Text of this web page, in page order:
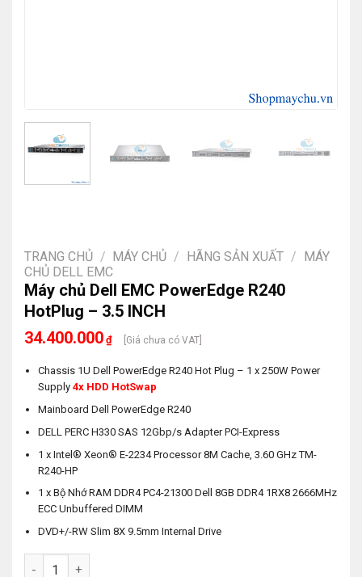
TRANG CHỦ / MÁY CHỦ / HÃNG SẢN XUẤT /
MÁY
CHỦ DELL EMC
Máy chủ Dell EMC PowerEdge R240
HotPlug – 3.5 INCH
34.400.000 ₫ [Giá chưa có VAT]
Chassis 1U Dell PowerEdge R240 Hot Plug – 1 x 250W Power
Supply 4x HDD HotSwap
Mainboard Dell PowerEdge R240
DELL PERC H330 SAS 12Gbp/s Adapter PCI-Express
1 x Intel® Xeon® E-2234 Processor 8M Cache, 3.60 GHz TM-
R240-HP
1 x Bộ Nhớ RAM DDR4 PC4-21300 Dell 8GB DDR4 1RX8 2666MHz
ECC Unbuffered DIMM
DVD+/-RW Slim 8X 9.5mm Internal Drive
Máy chủ Dell EMC PowerEdge R240 HotPlug - 3.5 INCH số